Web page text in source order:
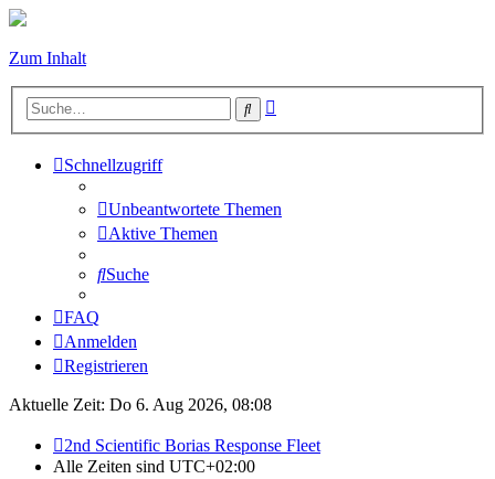
Zum Inhalt
Suche
Schnellzugriff
Unbeantwortete Themen
Aktive Themen
Suche
FAQ
Anmelden
Registrieren
Aktuelle Zeit: Do 6. Aug 2026, 08:08
2nd Scientific Borias Response Fleet
Alle Zeiten sind UTC+02:00